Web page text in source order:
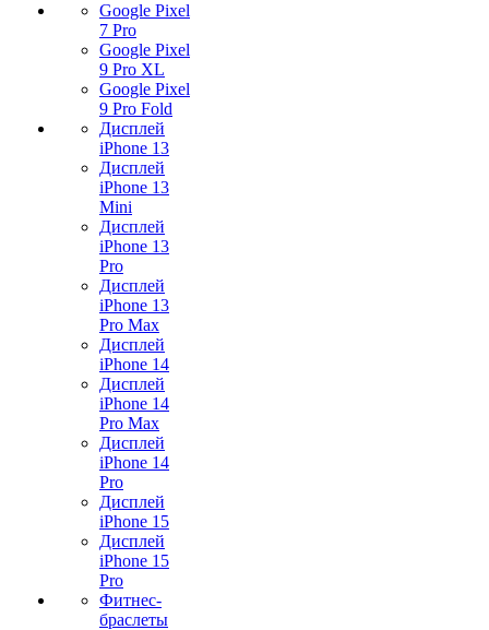
Google Pixel
7 Pro
Google Pixel
9 Pro XL
Google Pixel
9 Pro Fold
Дисплей
iPhone 13
Дисплей
iPhone 13
Mini
Дисплей
iPhone 13
Pro
Дисплей
iPhone 13
Pro Max
Дисплей
iPhone 14
Дисплей
iPhone 14
Pro Max
Дисплей
iPhone 14
Pro
Дисплей
iPhone 15
Дисплей
iPhone 15
Pro
Фитнес-
браслеты